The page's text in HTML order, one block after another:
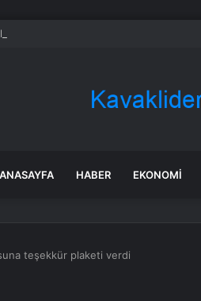
METEN ne zaman işlem görecek?
ANASAYFA HABER EKONOMI
teşekkür plaketi verdi